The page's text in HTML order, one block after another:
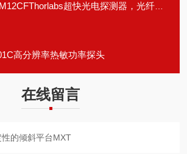
超快光电探测器，光纤耦合
高分辨率热敏功率探头
在线留言